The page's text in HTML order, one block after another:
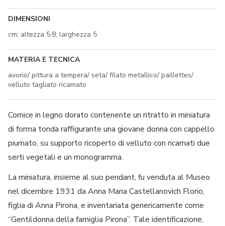
DIMENSIONI
cm; altezza 5.8; larghezza 5
MATERIA E TECNICA
avorio/ pittura a tempera/ seta/ filato metallico/ paillettes/
velluto tagliato ricamato
Cornice in legno dorato contenente un ritratto in miniatura
di forma tonda raffigurante una giovane donna con cappello
piumato, su supporto ricoperto di velluto con ricamati due
serti vegetali e un monogramma.
La miniatura, insieme al suo pendant, fu venduta al Museo
nel dicembre 1931 da Anna Maria Castellanovich Florio,
figlia di Anna Pirona, e inventariata genericamente come
“Gentildonna della famiglia Pirona”. Tale identificazione,